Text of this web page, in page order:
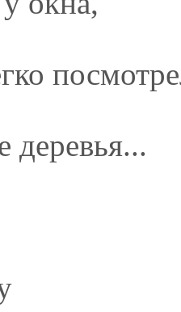
деревья...